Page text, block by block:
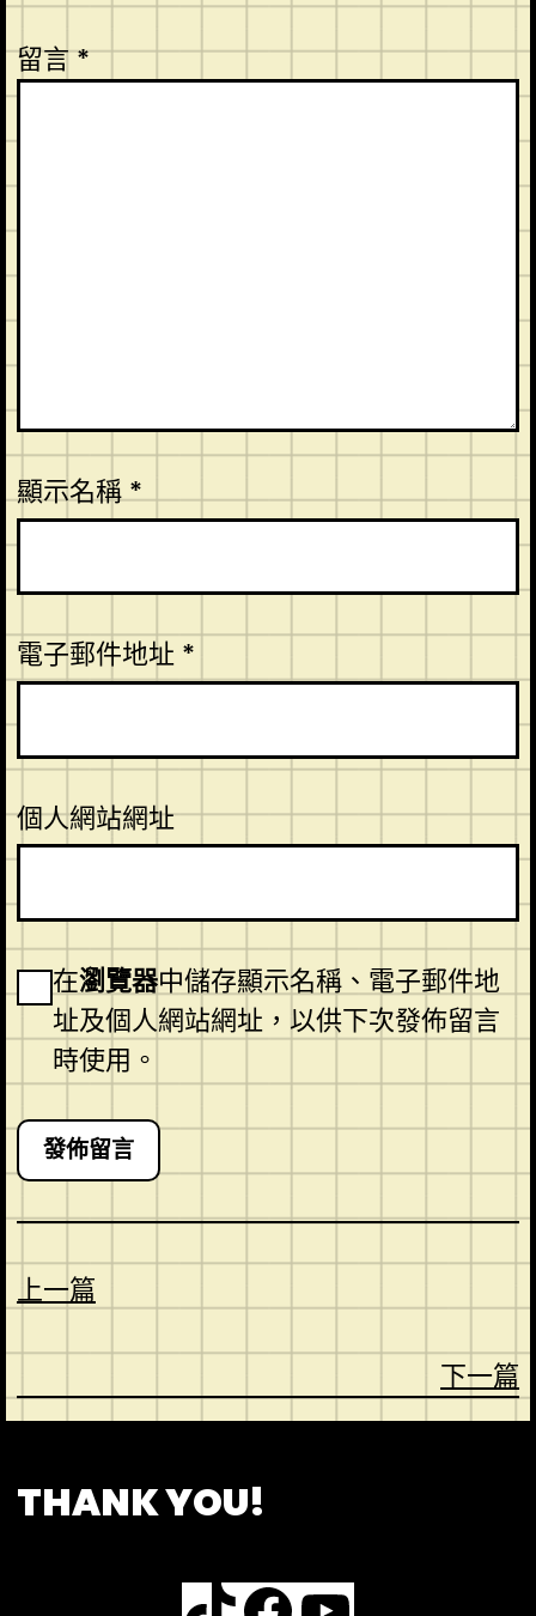
留言*
顯示名稱*
電子郵件地址 *
個人網站網址
在瀏覽器中儲存顯示名稱、電子郵件地
址及個人網站網址，以供下次發佈留言
時使用。
上一篇
下一篇
THANK YOU!